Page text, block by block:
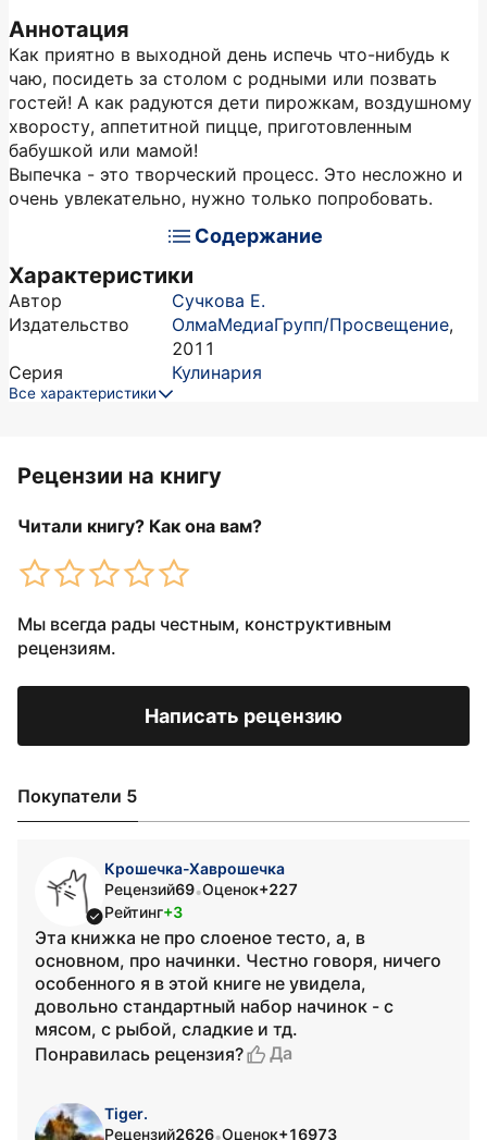
Аннотация
Как приятно в выходной день испечь что-нибудь к
чаю, посидеть за столом с родными или позвать
гостей! А как радуются дети пирожкам, воздушному
хворосту, аппетитной пицце, приготовленным
бабушкой или мамой!
Выпечка - это творческий процесс. Это несложно и
очень увлекательно, нужно только попробовать.
Содержание
Характеристики
Автор
Сучкова Е.
Издательство
ОлмаМедиаГрупп/Просвещение,
2011
Серия
Кулинария
Все характеристики
Рецензии на книгу
Читали книгу? Как она вам?
Мы всегда рады честным, конструктивным
рецензиям.
Написать рецензию
Покупатели 5
Крошечка-Хаврошечка
Рецензий69•Оценок+227
Рейтинг+3
Эта книжка не про слоеное тесто, а, в
основном, про начинки. Честно говоря, ничего
особенного я в этой книге не увидела,
довольно стандартный набор начинок - с
мясом, с рыбой, сладкие и тд.
Понравилась рецензия?
Да
Tiger.
Рецензий2626•Оценок+16973